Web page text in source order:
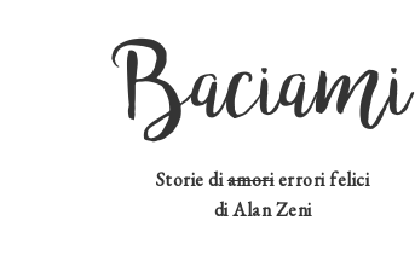
Baciami
Storie diamorierrori felici
diAlan Zeni